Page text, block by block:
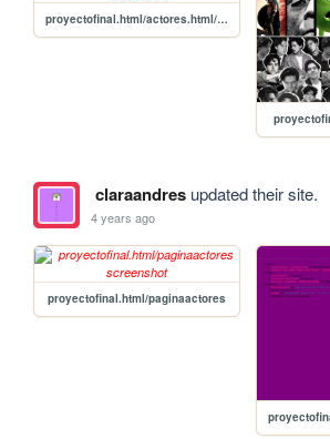
proyectofinal.html/actores.html/actores
claraandresupdated their site.
4 years ago
proyectofinal.html/paginaactores